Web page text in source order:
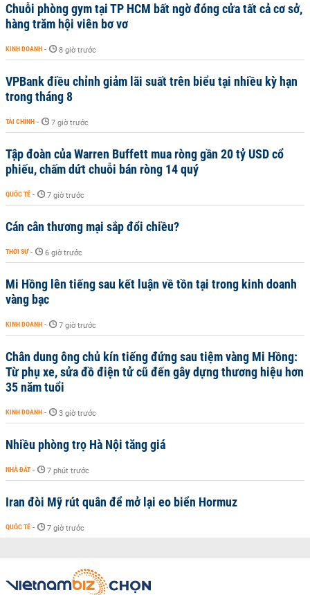
Chuỗi phòng gym tại TP HCM bất ngờ đóng cửa tất cả cơ sở,
hàng trăm hội viên bơ vơ
KINH DOANH - 8 giờ trước
VPBank điều chỉnh giảm lãi suất trên biểu tại nhiều kỳ hạn
trong tháng 8
TÀI CHÍNH - 7 giờ trước
Tập đoàn của Warren Buffett mua ròng gần 20 tỷ USD cổ
phiếu, chấm dứt chuỗi bán ròng 14 quý
QUỐC TẾ - 7 giờ trước
Cán cân thương mại sắp đổi chiều?
THỜI SỰ - 6 giờ trước
Mi Hồng lên tiếng sau kết luận về tồn tại trong kinh doanh
vàng bạc
KINH DOANH - 7 giờ trước
Chân dung ông chủ kín tiếng đứng sau tiệm vàng Mi Hồng:
Từ phụ xe, sửa đồ điện tử cũ đến gây dựng thương hiệu hơn
35 năm tuổi
KINH DOANH - 3 giờ trước
Nhiều phòng trọ Hà Nội tăng giá
NHÀ ĐẤT - 7 phút trước
Iran đòi Mỹ rút quân để mở lại eo biển Hormuz
QUỐC TẾ - 7 giờ trước